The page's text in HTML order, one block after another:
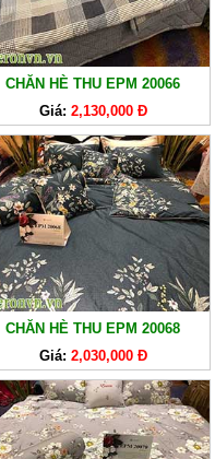
CHĂN HÈ THU EPM 20066
Giá: 2,130,000 Đ
CHĂN HÈ THU EPM 20068
Giá: 2,030,000 Đ